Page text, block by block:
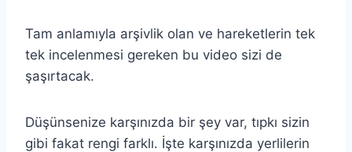
Tam anlamıyla arşivlik olan ve hareketlerin tek
tek incelenmesi gereken bu video sizi de
şaşırtacak.
Düşünsenize karşınızda bir şey var, tıpkı sizin
gibi fakat rengi farklı. İşte karşınızda yerlilerin